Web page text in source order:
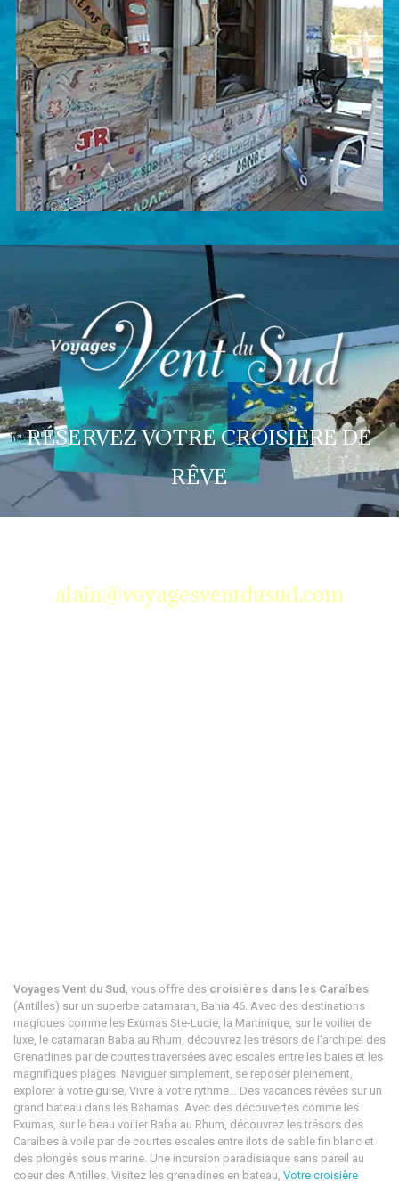
RÉSERVEZ VOTRE CROISIÈRE DE
RÊVE
alain@voyagesventdusud.com
Voyages Vent du Sud , vous offre des croisières dans les Caraîbes
(Antilles) sur un superbe catamaran, Bahia 46. Avec des destinations
magiques comme les Exumas Ste-Lucie, la Martinique, sur le voilier de
luxe, le catamaran Baba au Rhum, découvrez les trésors de l’archipel des
Grenadines par de courtes traversées avec escales entre les baies et les
magnifiques plages. Naviguer simplement, se reposer pleinement,
explorer à votre guise, Vivre à votre rythme… Des vacances rêvées sur un
grand bateau dans les Bahamas. Avec des découvertes comme les
Exumas, sur le beau voilier Baba au Rhum, découvrez les trésors des
Caraibes à voile par de courtes escales entre ilots de sable fin blanc et
des plongés sous marine. Une incursion paradisiaque sans pareil au
coeur des Antilles. Visitez les grenadines en bateau, Votre croisière